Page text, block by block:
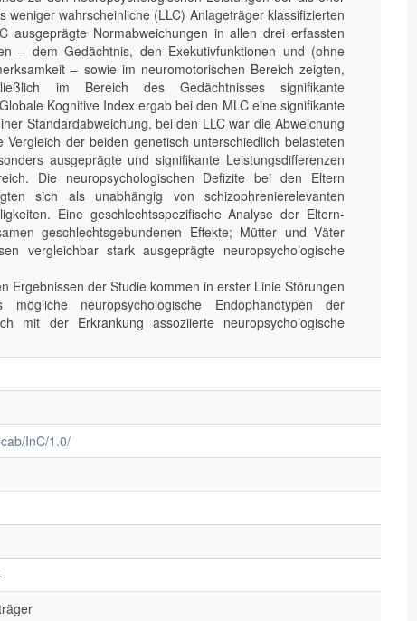
weniger wahrscheinliche (LLC) Anlageträger klassifizierten
ausgeprägte Normabweichungen in allen drei erfassten
– dem Gedächtnis, den Exekutivfunktionen und (ohne
– sowie im neuromotorischen Bereich zeigten,
im Bereich des Gedächtnisses signifikante
Kognitive Index ergab bei den MLC eine signifikante
Standardabweichung, bei den LLC war die Abweichung
der beiden genetisch unterschiedlich belasteten
ausgeprägte und signifikante Leistungsdifferenzen
Die neuropsychologischen Defizite bei den Eltern
sich als unabhängig von schizophrenierelevanten
Eine geschlechtsspezifische Analyse der Eltern-
geschlechtsgebundenen Effekte; Mütter und Väter
vergleichbar stark ausgeprägte neuropsychologische
Ergebnissen der Studie kommen in erster Linie Störungen
mögliche neuropsychologische Endophänotypen der
mit der Erkrankung assoziierte neuropsychologische
InC/1.0/